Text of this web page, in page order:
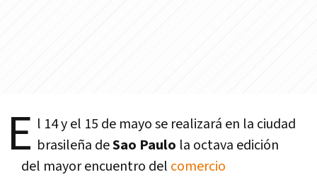
E l 14 y el 15 de mayo se realizará en la ciudad
brasileña deSao Paulo la octava edición
del mayor encuentro del comercio